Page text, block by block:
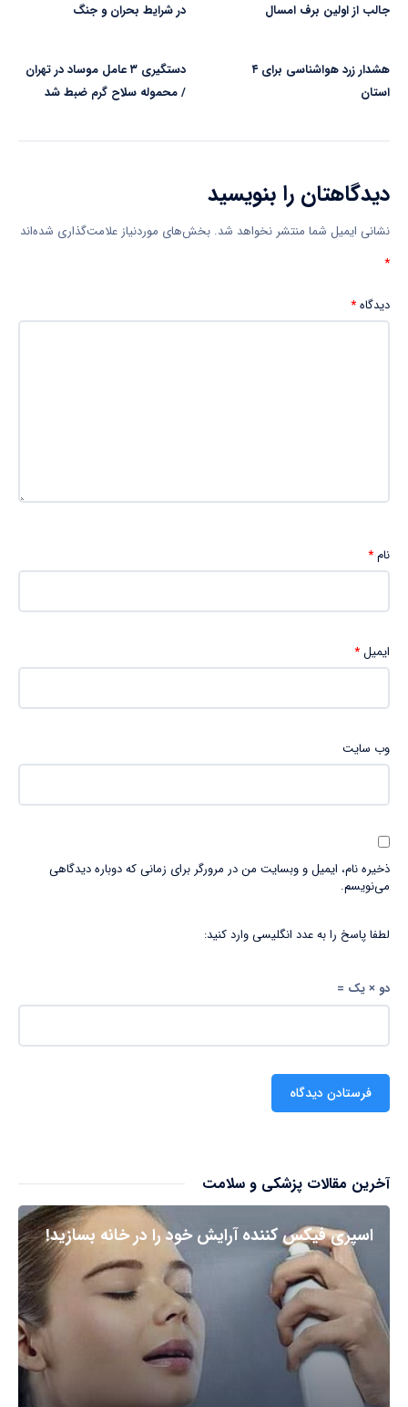
جالب از اولین برف امسال
در شرایط بحران و جنگ
هشدار زرد هواشناسی برای ۴
استان
دستگیری ۳ عامل موساد در تهران
/ محموله سلاح گرم ضبط شد
دیدگاهتان را بنویسید
نشانی ایمیل شما منتشر نخواهد شد. بخش‌های موردنیاز علامت‌گذاری شده‌اند
*
دیدگاه*
نام*
ایمیل*
وب‌ سایت
ذخیره نام، ایمیل و وبسایت من در مرورگر برای زمانی که دوباره دیدگاهی
می‌نویسم.
لطفا پاسخ را به عدد انگلیسی وارد کنید:
دو × یک =
آخرین مقالات پزشکی و سلامت
اسپری فیکس کننده آرایش خود را در خانه بسازید!